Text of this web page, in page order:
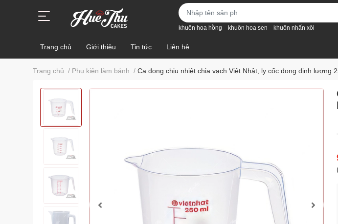
khuôn hoa hồng khuôn hoa sen khuôn nhấn xôi
Trang chủ Giới thiệu Tin tức Liên hệ
Trang chủ / Phụ kiện làm bánh / Ca đong chịu nhiệt chia vạch Việt Nhật, ly cốc đong định lượng